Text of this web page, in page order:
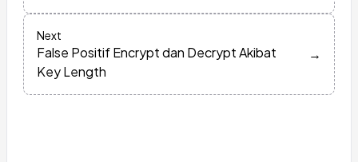
Next
False Positif Encrypt dan Decrypt Akibat
Key Length
→